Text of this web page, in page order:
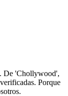
De 'Chollywood',
Porque